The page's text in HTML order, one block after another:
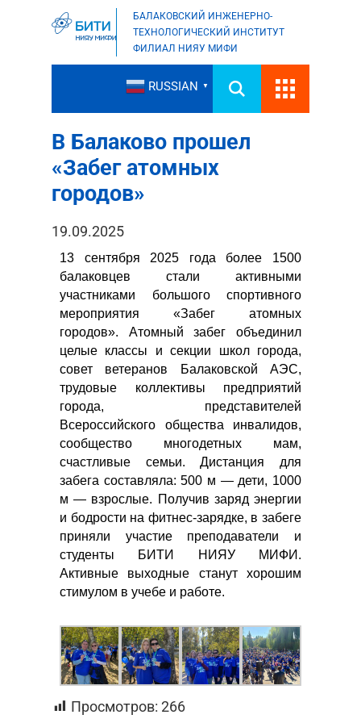
БАЛАКОВСКИЙ ИНЖЕНЕРНО-
ТЕХНОЛОГИЧЕСКИЙ ИНСТИТУТ
ФИЛИАЛ НИЯУ МИФИ
RUSSIAN ▼
В Балаково прошел
«Забег атомных
городов»
19.09.2025
13 сентября 2025 года более 1500
балаковцев стали активными
участниками большого спортивного
мероприятия «Забег атомных
городов». Атомный забег объединил
целые классы и секции школ города,
совет ветеранов Балаковской АЭС,
трудовые коллективы предприятий
города, представителей
Всероссийского общества инвалидов,
сообщество многодетных мам,
счастливые семьи. Дистанция для
забега составляла: 500 м — дети, 1000
м — взрослые. Получив заряд энергии
и бодрости на фитнес-зарядке, в забеге
приняли участие преподаватели и
студенты БИТИ НИЯУ МИФИ.
Активные выходные станут хорошим
стимулом в учебе и работе.
Просмотров: 266